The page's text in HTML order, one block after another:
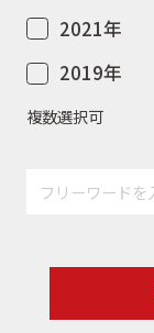
2021年
2019年
複数選択可